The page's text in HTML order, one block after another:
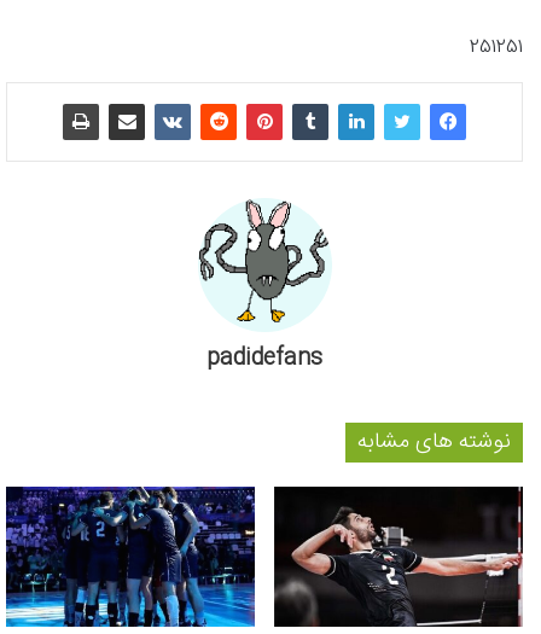
251251
padidefans
نوشته های مشابه